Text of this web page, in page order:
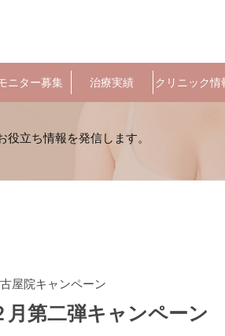
ニター募集 治療実績 クリニック情
屋院キャンペーン
月第二弾キャンペーン